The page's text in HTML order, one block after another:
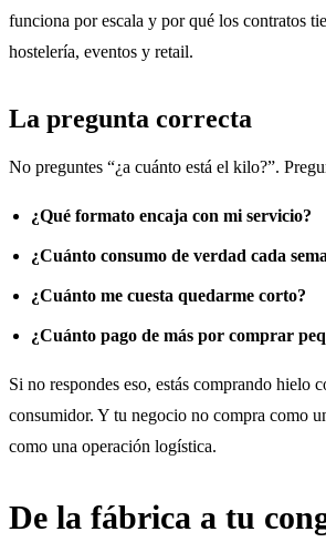
funciona por escala y por qué los contratos
hostelería, eventos y retail.
La pregunta correcta
No preguntes “¿a cuánto está el kilo?”.
¿Qué formato encaja con mi servicio?
¿Cuánto consumo de verdad cada
¿Cuánto me cuesta quedarme corto?
¿Cuánto pago de más por comprar
Si no respondes eso, estás comprando hielo
consumidor. Y tu negocio no compra como
como una operación logística.
De la fábrica a tu